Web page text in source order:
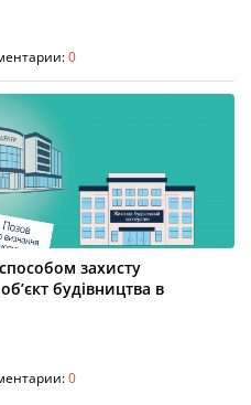
0
захисту
будівництва в
0